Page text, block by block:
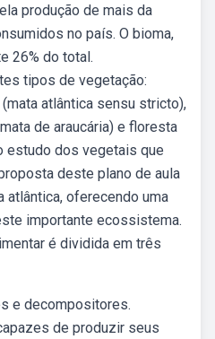
produção de mais da
no país. O bioma,
26% do total.
tipos de vegetação:
atlântica sensu stricto),
de araucária) e floresta
estudo dos vegetais que
deste plano de aula
atlântica, oferecendo uma
importante ecossistema.
é dividida em três
e decompositores.
de produzir seus